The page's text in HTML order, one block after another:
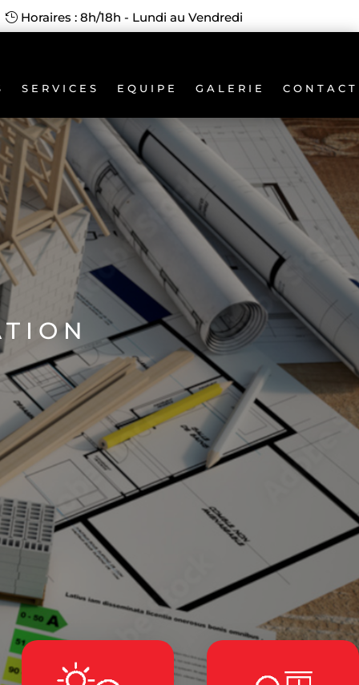
Horaires : 8h/18h - Lundi au Vendredi
SERVICES EQUIPE GALERIE CONTACT